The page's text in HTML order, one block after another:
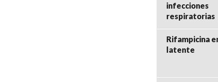
infecciones
respiratorias
Rifampicina
latente